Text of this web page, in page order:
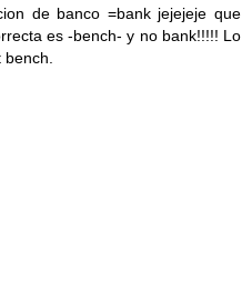
de banco =bank jejejeje que
es -bench- y no bank!!!!! Lo